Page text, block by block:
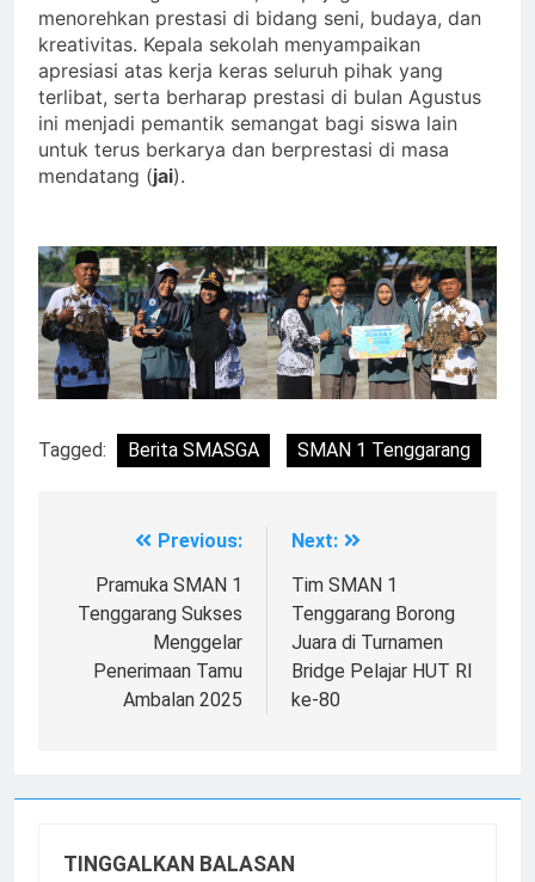
menorehkan prestasi di bidang seni, budaya, dan
kreativitas. Kepala sekolah menyampaikan
apresiasi atas kerja keras seluruh pihak yang
terlibat, serta berharap prestasi di bulan Agustus
ini menjadi pemantik semangat bagi siswa lain
untuk terus berkarya dan berprestasi di masa
mendatang (jai).
Tagged: Berita SMASGA SMAN 1 Tenggarang
Navigasi
pos
Previous:
Pramuka SMAN 1
Tenggarang Sukses
Menggelar
Penerimaan Tamu
Ambalan 2025
Next:
Tim SMAN 1
Tenggarang Borong
Juara di Turnamen
Bridge Pelajar HUT RI
ke-80
TINGGALKAN BALASAN